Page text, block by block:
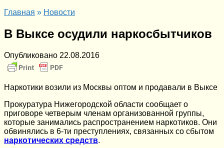
Главная » Новости
В Выксе осудили наркосбытчиков
Опубликовано 22.08.2016
Наркотики возили из Москвы оптом и продавали в Выксе
Прокуратура Нижегородской области сообщает о
приговоре четверым членам организованной группы,
которые занимались распространением наркотиков. Они
обвинялись в 6-ти преступлениях, связанных со сбытом
наркотических средств.